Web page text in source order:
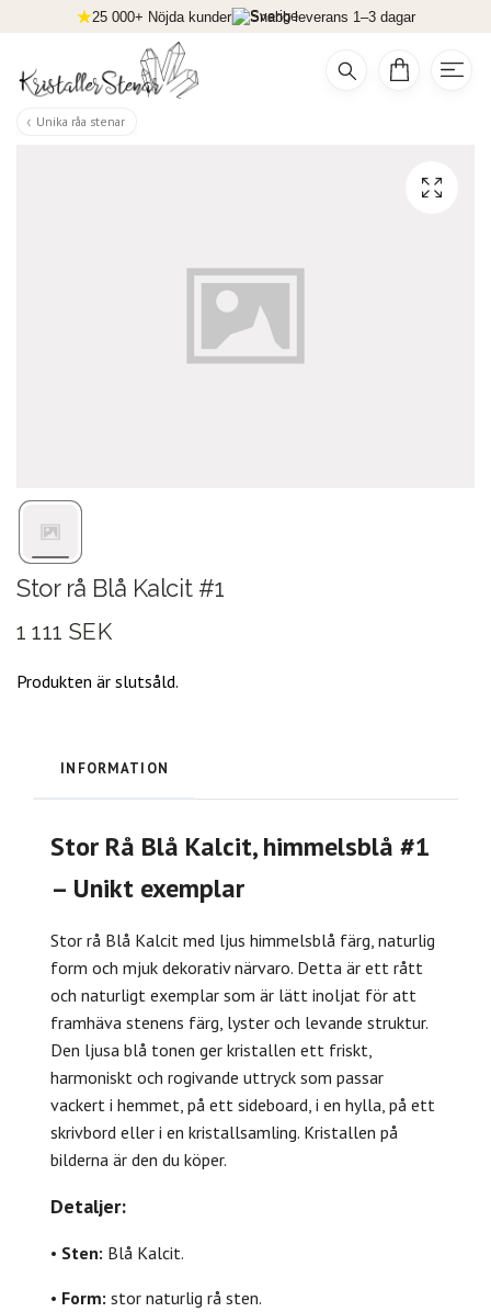
25 000+ Nöjda kunder Snabb leverans 1–3 dagar
Unika råa stenar
Stor rå Blå Kalcit #1
1 111 SEK
Produkten är slutsåld.
INFORMATION
Stor Rå Blå Kalcit, himmelsblå #1
– Unikt exemplar
Stor rå Blå Kalcit med ljus himmelsblå färg, naturlig
form och mjuk dekorativ närvaro. Detta är ett rått
och naturligt exemplar som är lätt inoljat för att
framhäva stenens färg, lyster och levande struktur.
Den ljusa blå tonen ger kristallen ett friskt,
harmoniskt och rogivande uttryck som passar
vackert i hemmet, på ett sideboard, i en hylla, på ett
skrivbord eller i en kristallsamling. Kristallen på
bilderna är den du köper.
Detaljer:
• Sten: Blå Kalcit.
• Form: stor naturlig rå sten.